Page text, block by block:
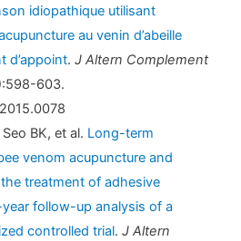
idiopathique utilisant
au venin d’abeille
d’appoint.J Altern Complement
603.
BK, et al. Long-term
venom acupuncture and
treatment of adhesive
follow-up analysis of a
controlled trial.J Altern